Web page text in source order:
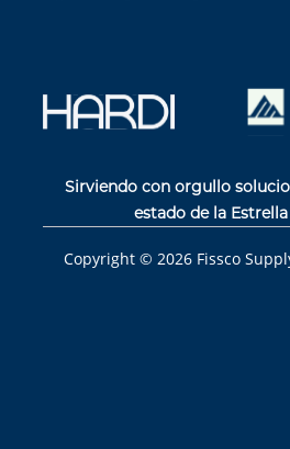
Sirviendo con orgullo
estado de la
Copyright © 2026 Fissco